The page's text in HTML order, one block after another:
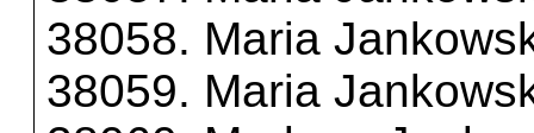
38058. Maria
38059. Maria